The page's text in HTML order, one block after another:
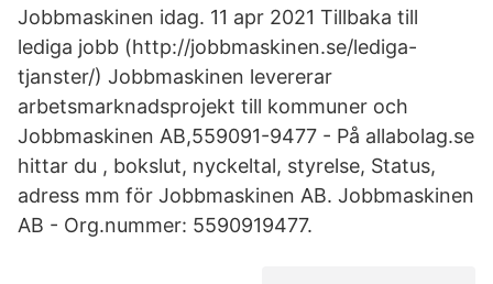
Jobbmaskinen idag. 11 apr 2021 Tillbaka till
lediga jobb (http://jobbmaskinen.se/lediga-
tjanster/) Jobbmaskinen levererar
arbetsmarknadsprojekt till kommuner och
Jobbmaskinen AB,559091-9477 - På allabolag.se
hittar du , bokslut, nyckeltal, styrelse, Status,
adress mm för Jobbmaskinen AB. Jobbmaskinen
AB - Org.nummer: 5590919477.